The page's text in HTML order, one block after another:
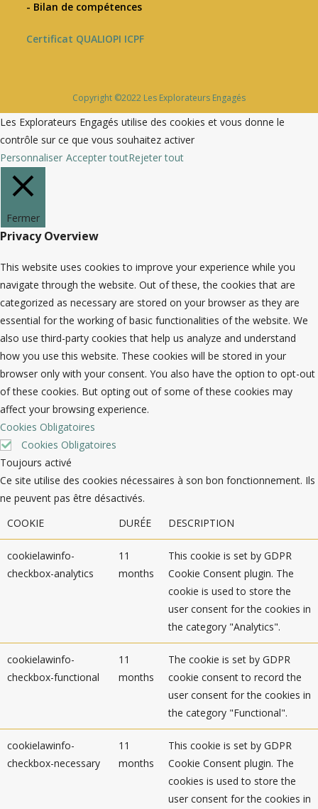
- Bilan de compétences
Certificat QUALIOPI ICPF
Copyright ©2022 Les Explorateurs Engagés
Les Explorateurs Engagés utilise des cookies et vous donne le
contrôle sur ce que vous souhaitez activer
Personnaliser Accepter toutRejeter tout
Fermer
Privacy Overview
This website uses cookies to improve your experience while you
navigate through the website. Out of these, the cookies that are
categorized as necessary are stored on your browser as they are
essential for the working of basic functionalities of the website. We
also use third-party cookies that help us analyze and understand
how you use this website. These cookies will be stored in your
browser only with your consent. You also have the option to opt-out
of these cookies. But opting out of some of these cookies may
affect your browsing experience.
Cookies Obligatoires
Cookies Obligatoires
Toujours activé
Ce site utilise des cookies nécessaires à son bon fonctionnement. Ils
ne peuvent pas être désactivés.
COOKIE
DURÉE DESCRIPTION
cookielawinfo-
checkbox-analytics
11
months
This cookie is set by GDPR
Cookie Consent plugin. The
cookie is used to store the
user consent for the cookies in
the category "Analytics".
cookielawinfo-
checkbox-functional
11
months
The cookie is set by GDPR
cookie consent to record the
user consent for the cookies in
the category "Functional".
cookielawinfo-
checkbox-necessary
11
months
This cookie is set by GDPR
Cookie Consent plugin. The
cookies is used to store the
user consent for the cookies in